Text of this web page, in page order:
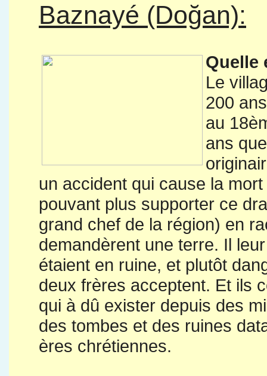
Baznayé (Doğan):
Quelle
Le
200
au
ans
un accident qui cause la
pouvant plus supporter ce
grand chef de la région) en
demandèrent une terre. Il
étaient en ruine, et plutôt
deux frères acceptent. Et ils
qui à dû exister depuis des
des tombes et des ruines
ères chrétiennes.